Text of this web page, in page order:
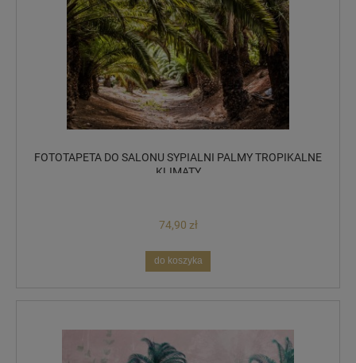
FOTOTAPETA DO SALONU SYPIALNI PALMY TROPIKALNE
KLIMATY
74,90 zł
do koszyka